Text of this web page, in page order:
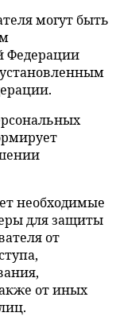
могут быть
Федерации
необходимые
для защиты
от
от иных